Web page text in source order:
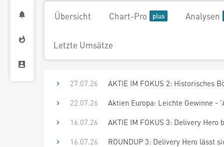
Übersicht Chart-Pro Analysen
Letzte Umsätze
27.07.26
AKTIE IM FOKUS 2: Historisches
22.07.26
Aktien Europa: Leichte Gewinne -
16.07.26
AKTIE IM FOKUS 3: Delivery
16.07.26
ROUNDUP 3: Delivery Hero lässt